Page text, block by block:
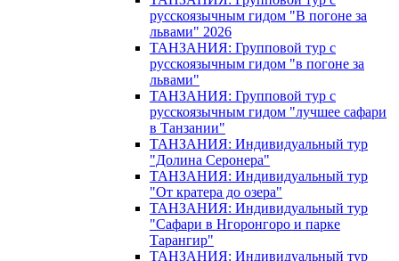
русскоязычным гидом "В погоне за
львами" 2026
ТАНЗАНИЯ: Групповой тур с
русскоязычным гидом "в погоне за
львами"
ТАНЗАНИЯ: Групповой тур с
русскоязычным гидом "лучшее сафари
в Танзании"
ТАНЗАНИЯ: Индивидуальный тур
"Долина Серонера"
ТАНЗАНИЯ: Индивидуальный тур
"От кратера до озера"
ТАНЗАНИЯ: Индивидуальный тур
"Сафари в Нгоронгоро и парке
Тарангир"
ТАНЗАНИЯ: Индивидуальный тур